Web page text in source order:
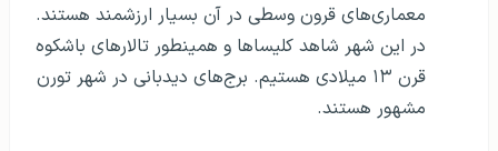
معماری‌های قرون وسطی در آن بسیار ارزشمند هستند.
در این شهر شاهد کلیساها و همینطور تالارهای باشکوه
قرن ۱۳ میلادی هستیم. برج‌های دیدبانی در شهر تورن
مشهور هستند.